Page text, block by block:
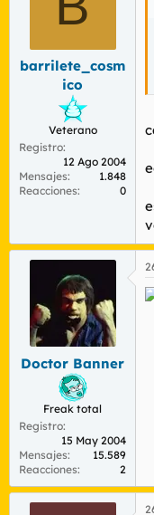
barrilete_cosm
ico
Veterano
Registro
12 Ago 2004
Mensajes
1.848
Reacciones
0
Doctor Banner
Freak total
Registro
15 May 2004
Mensajes
15.589
Reacciones
2